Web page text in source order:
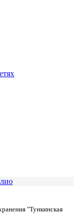
"Тункинская